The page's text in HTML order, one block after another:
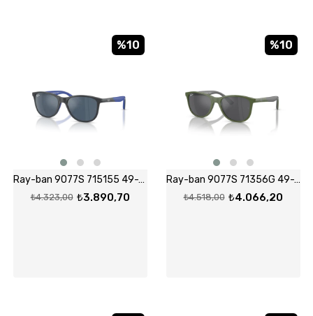
Ray-ban 9077S 715155 49-16 Güneş Gözlüğü
₺3.890,70
₺4.323,00
%10
Ray-ban 9077S 71356G 49-16 Güneş Gözlüğü
₺4.066,20
₺4.518,00
%10